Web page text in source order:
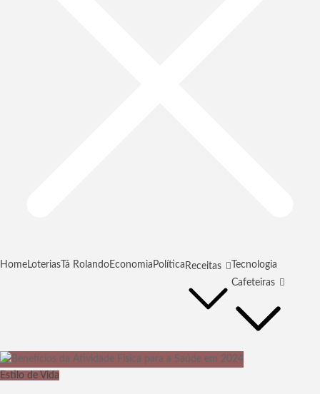
HomeLoterias Tá RolandoEconomia Política Receitas
Tecnologia
Cafeteiras
Estilo de Vida